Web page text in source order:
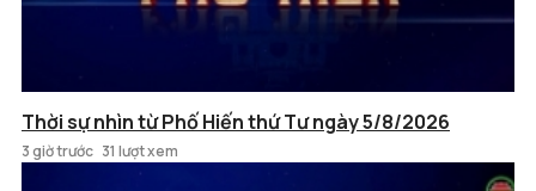
Thời sự nhìn từ Phố Hiến thứ Tư ngày 5/8/2026
3 giờ trước 31 lượt xem